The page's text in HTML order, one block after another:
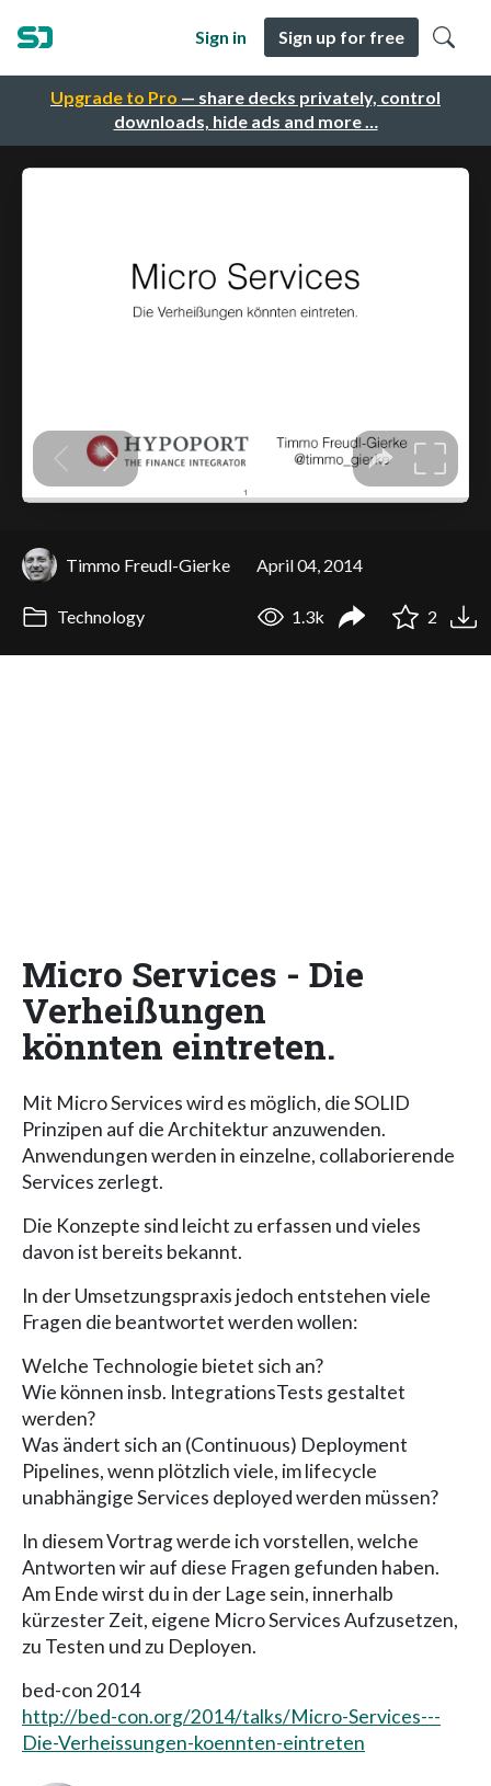
Upgrade to Pro — share decks privately, control
downloads, hide ads and more …
Sign in Sign up for free
Timmo Freudl-Gierke April 04, 2014
Technology 1.3k 2
Micro Services - Die
Verheißungen
könnten eintreten.
Mit Micro Services wird es möglich, die SOLID
Prinzipen auf die Architektur anzuwenden.
Anwendungen werden in einzelne, collaborierende
Services zerlegt.
Die Konzepte sind leicht zu erfassen und vieles
davon ist bereits bekannt.
In der Umsetzungspraxis jedoch entstehen viele
Fragen die beantwortet werden wollen:
Welche Technologie bietet sich an?
Wie können insb. IntegrationsTests gestaltet
werden?
Was ändert sich an (Continuous) Deployment
Pipelines, wenn plötzlich viele, im lifecycle
unabhängige Services deployed werden müssen?
In diesem Vortrag werde ich vorstellen, welche
Antworten wir auf diese Fragen gefunden haben.
Am Ende wirst du in der Lage sein, innerhalb
kürzester Zeit, eigene Micro Services Aufzusetzen,
zu Testen und zu Deployen.
bed-con 2014
http://bed-con.org/2014/talks/Micro-Services---
Die-Verheissungen-koennten-eintreten